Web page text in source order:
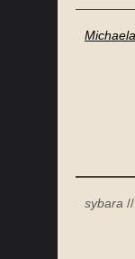
sybara //